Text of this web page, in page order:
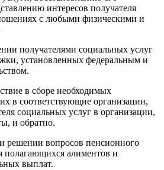
интересов получателя
с любыми физическими и
получателями социальных услуг
установленных федеральным и
в сборе необходимых
в соответствующие организации,
социальных услуг в организации,
и обратно.
решении вопросов пенсионного
полагающихся алиментов и
выплат.